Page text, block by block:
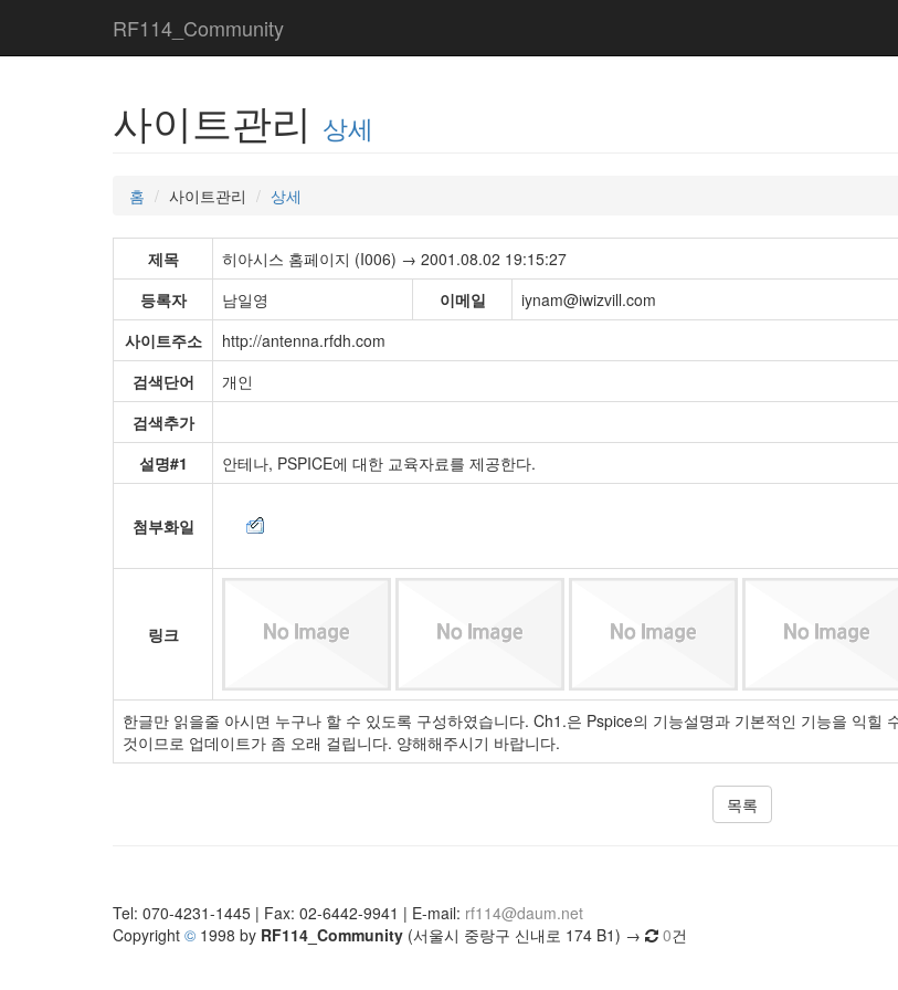
RF114_Community
사이트관리 상세
홈 사이트관리 상세
제목
히아시스 홈페이지 (I006) → 2001.08.02 19:15:27
등록자
남일영 이메일 iynam@iwizvill.com
사이트주소
http://antenna.rfdh.com
검색단어
개인
검색추가
설명#1
안테나, PSPICE에 대한 교육자료를 제공한다.
첨부화일
링크
한글만 읽을줄 아시면 누구나 할 수 있도록 구성하였습니다. Ch1.은 Pspice의 기능설명과 기본적인 기능을 익힐
것이므로 업데이트가 좀 오래 걸립니다. 양해해주시기 바랍니다.
목록
Tel: 070-4231-1445 | Fax: 02-6442-9941 | E-mail: rf114@daum.net
Copyright © 1998 by RF114_Community (서울시 중랑구 신내로 174 B1) → 0건